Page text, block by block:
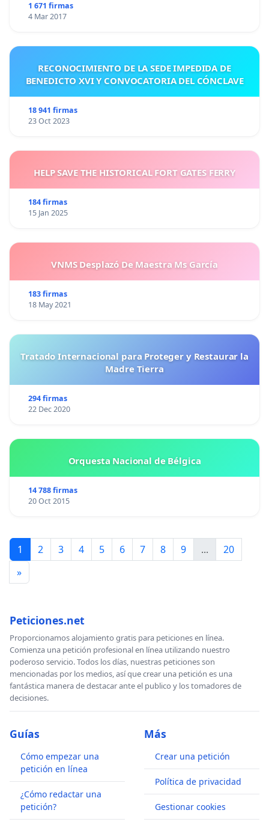
1 671 firmas
4 Mar 2017
RECONOCIMIENTO DE LA SEDE IMPEDIDA DE
BENEDICTO XVI Y CONVOCATORIA DEL CÓNCLAVE
18 941 firmas
23 Oct 2023
HELP SAVE THE HISTORICAL FORT GATES FERRY
184 firmas
15 Jan 2025
VNMS Desplazó De Maestra Ms García
183 firmas
18 May 2021
Tratado Internacional para Proteger y Restaurar la
Madre Tierra
294 firmas
22 Dec 2020
Orquesta Nacional de Bélgica
14 788 firmas
20 Oct 2015
1 2 3 4 5 6 7 8 9 ...
20
»
Peticiones.net
Proporcionamos alojamiento gratis para peticiones en línea.
Comienza una petición profesional en línea utilizando nuestro
poderoso servicio. Todos los días, nuestras peticiones son
mencionadas por los medios, así que crear una petición es una
fantástica manera de destacar ante el publico y los tomadores de
decisiones.
Guías
Cómo empezar una
petición en línea
¿Cómo redactar una
petición?
Más
Crear una petición
Política de privacidad
Gestionar cookies